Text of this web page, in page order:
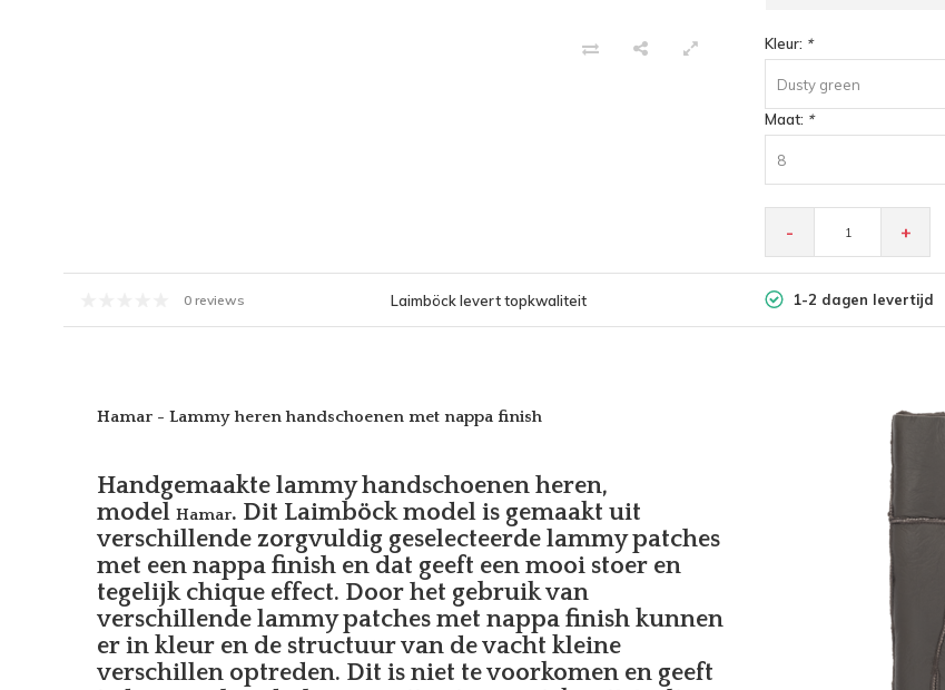
Kleur: *
Dusty green
Maat: *
8
- +
0 reviews Laimböck levert topkwaliteit 1-2 dagen levertijd
Hamar - Lammy heren handschoenen met nappa finish
Handgemaakte lammy handschoenen heren,
model Hamar. Dit Laimböck model is gemaakt uit
verschillende zorgvuldig geselecteerde lammy patches
met een nappa finish en dat geeft een mooi stoer en
tegelijk chique effect. Door het gebruik van
verschillende lammy patches met nappa finish kunnen
er in kleur en de structuur van de vacht kleine
verschillen optreden. Dit is niet te voorkomen en geeft